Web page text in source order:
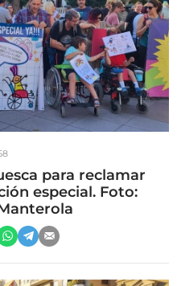
para reclamar
especial. Foto: